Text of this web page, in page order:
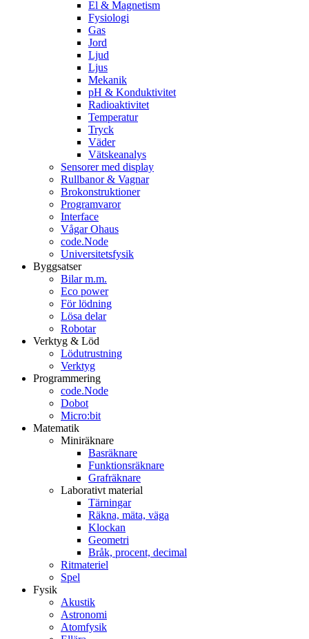
El & Magnetism
Fysiologi
Gas
Jord
Ljud
Ljus
Mekanik
pH & Konduktivitet
Radioaktivitet
Temperatur
Tryck
Väder
Vätskeanalys
Sensorer med display
Rullbanor & Vagnar
Brokonstruktioner
Programvaror
Interface
Vågar Ohaus
code.Node
Universitetsfysik
Byggsatser
Bilar m.m.
Eco power
För lödning
Lösa delar
Robotar
Verktyg & Löd
Lödutrustning
Verktyg
Programmering
code.Node
Dobot
Micro:bit
Matematik
Miniräknare
Basräknare
Funktionsräknare
Grafräknare
Laborativt material
Tärningar
Räkna, mäta, väga
Klockan
Geometri
Bråk, procent, decimal
Ritmateriel
Spel
Fysik
Akustik
Astronomi
Atomfysik